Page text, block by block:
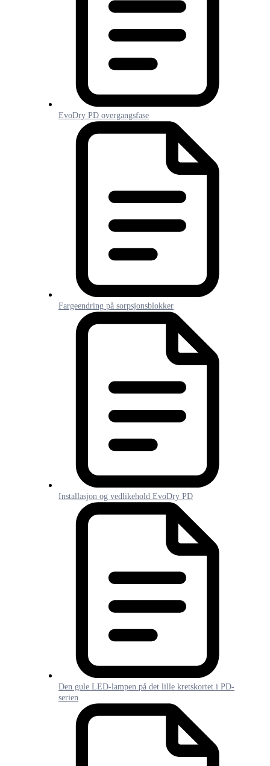
EvoDry PD overgangsfase
Fargeendring på sorpsjonsblokker
Installasjon og vedlikehold EvoDry PD
Den gule LED-lampen på det lille kretskortet i PD-
serien